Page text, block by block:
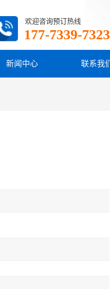
新闻中心 联系我们
欢迎咨询预订热线
177-7339-7323